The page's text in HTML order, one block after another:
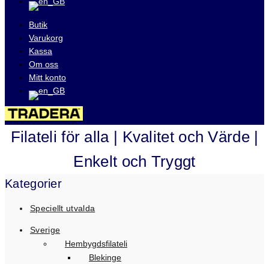
Butik
Varukorg
Kassa
Om oss
Mitt konto
Besök våra auktioner på
Filateli för alla | Kvalitet och Värde |
Enkelt och Tryggt
Kategorier
Speciellt utvalda
Sverige
Hembygdsfilateli
Blekinge